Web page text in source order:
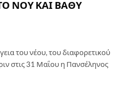
ΝΟΥ ΚΑΙ ΒΑΘΥ
του νέου, του διαφορετικού
στις 31 Μαΐου η Πανσέληνος